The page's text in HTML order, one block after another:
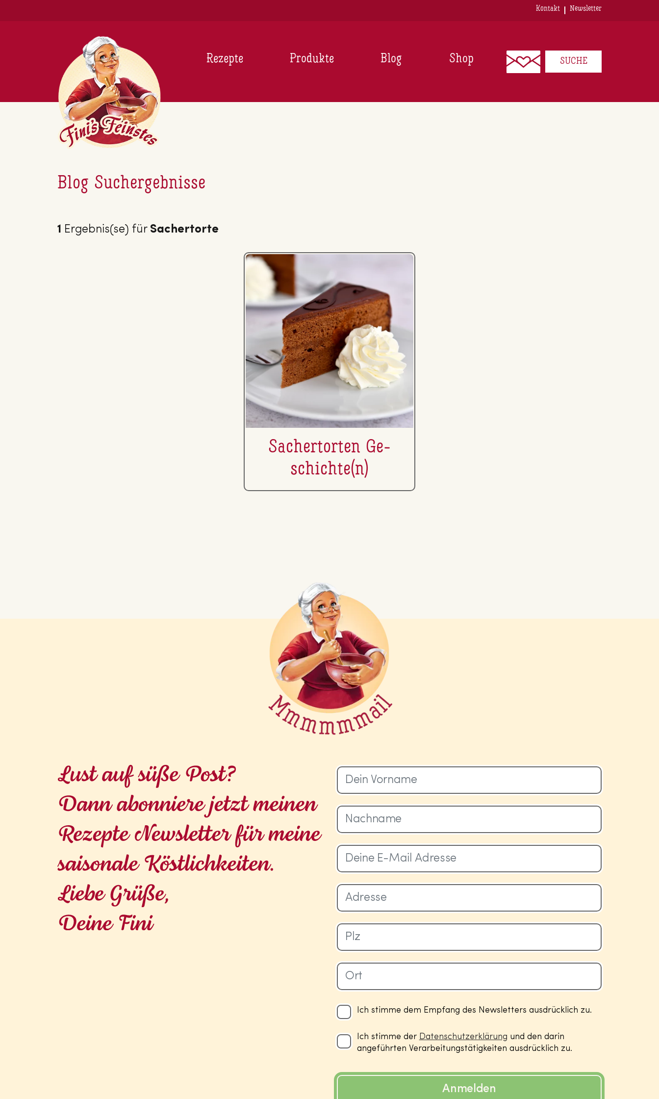
Kontakt Newsletter
Rezepte Produkte Blog Shop SUCHE
Blog Suchergebnisse
1 Ergebnis(se) für Sachertorte
Sa­cher­tor­ten Ge­
schich­te(n)
Ich stimme dem Empfang des Newsletters ausdrücklich zu.
Ich stimme der Datenschutzerklärung und den darin
angeführten Verarbeitungstätigkeiten ausdrücklich zu.
Anmelden